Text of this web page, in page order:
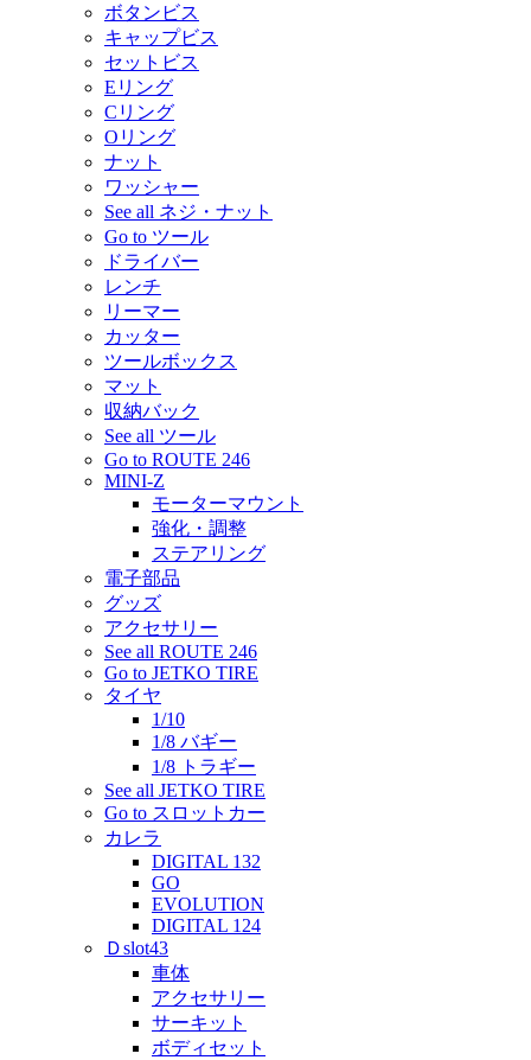
ボタンビス
キャップビス
セットビス
Eリング
Cリング
Oリング
ナット
ワッシャー
See all ネジ・ナット
Go to ツール
ドライバー
レンチ
リーマー
カッター
ツールボックス
マット
収納バック
See all ツール
Go to ROUTE 246
MINI-Z
モーターマウント
強化・調整
ステアリング
電子部品
グッズ
アクセサリー
See all ROUTE 246
Go to JETKO TIRE
タイヤ
1/10
1/8 バギー
1/8 トラギー
See all JETKO TIRE
Go to スロットカー
カレラ
DIGITAL 132
GO
EVOLUTION
DIGITAL 124
Ｄslot43
車体
アクセサリー
サーキット
ボディセット